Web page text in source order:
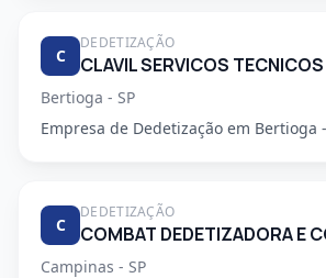
C
DEDETIZAÇÃO
CLAVIL SERVICOS TECNICOS
Bertioga - SP
Empresa de Dedetização em Bertioga -
C
DEDETIZAÇÃO
Campinas - SP